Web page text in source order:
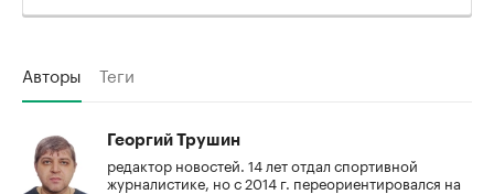
Авторы Теги
Георгий Трушин
редактор новостей. 14 лет отдал спортивной
журналистике, но с 2014 г. переориентировался на